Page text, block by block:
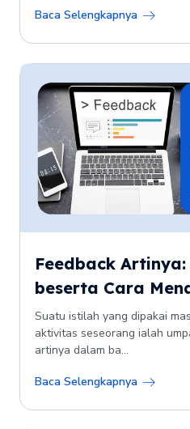
Baca Selengkapnya
Feedback Artinya:
beserta Cara
Suatu istilah yang dipakai
aktivitas seseorang ialah
artinya dalam ba...
Baca Selengkapnya